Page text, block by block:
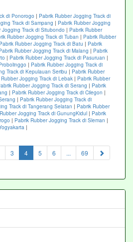
di Ponorogo | Pabrik Rubber Jogging Track di
Track di Sampang | Pabrik Rubber Jogging
Jogging Track di Situbondo | Pabrik Rubber
Rubber Jogging Track di Tuban | Pabrik Rubber
Pabrik Rubber Jogging Track di Batu | Pabrik
Rubber Jogging Track di Malang | Pabrik
| Pabrik Rubber Jogging Track di Pasuruan |
| Pabrik Rubber Jogging Track di
Track di Kepulauan Seribu | Pabrik Rubber
Rubber Jogging Track di Lebak | Pabrik Rubber
Rubber Jogging Track di Serang | Pabrik
| Pabrik Rubber Jogging Track di Cilegon |
| Pabrik Rubber Jogging Track di
Track di Tangerang Selatan | Pabrik Rubber
Jogging Track di GunungKidul | Pabrik
| Pabrik Rubber Jogging Track di Sleman |
|
3 4(current)
5 6 ... 69